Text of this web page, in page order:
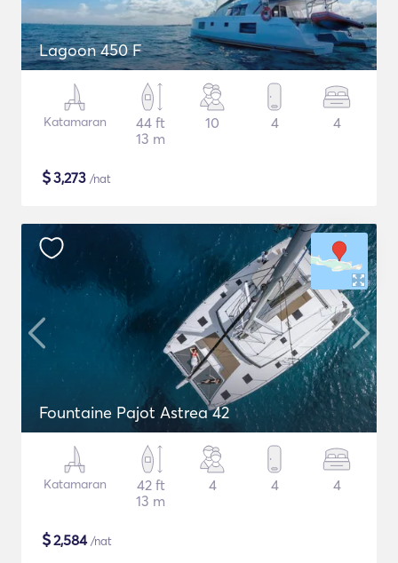
Lagoon 450 F
Katamaran
44 ft
13 m
10 4 4
$3,273 /nat
Fountaine Pajot Astrea 42
Katamaran
42 ft
13 m
4 4 4
$2,584/nat